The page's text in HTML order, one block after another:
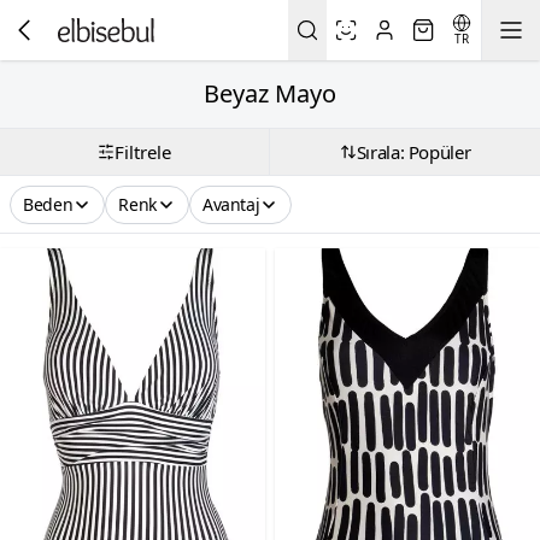
TR
Beyaz Mayo
Filtrele Sırala: Popüler
Beden Renk Avantaj